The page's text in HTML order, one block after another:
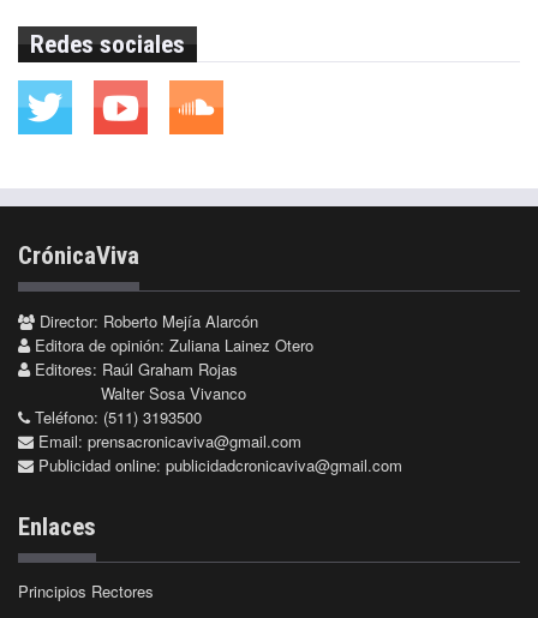
Redes sociales
CrónicaViva
Director: Roberto Mejía Alarcón
Editora de opinión: Zuliana Lainez Otero
Editores: Raúl Graham Rojas
Walter Sosa Vivanco
Teléfono: (511) 3193500
Email: prensacronicaviva@gmail.com
Publicidad online: publicidadcronicaviva@gmail.com
Enlaces
Principios Rectores